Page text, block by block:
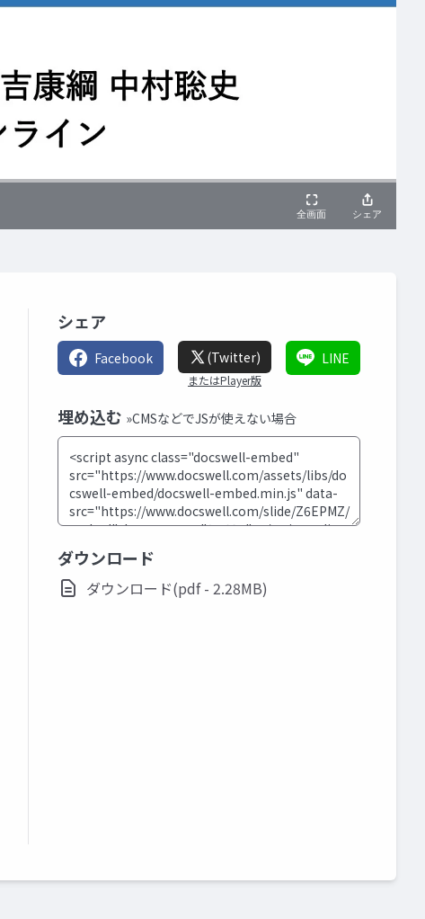
シェア
Facebook (Twitter)
またはPlayer版
LINE
埋め込む »CMSなどでJSが使えない場合
ダウンロード
ダウンロード(pdf - 2.28MB)